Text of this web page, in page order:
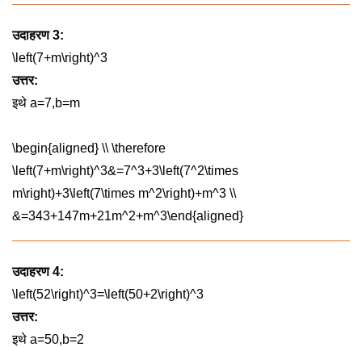
उदाहरण 3:
\left(7+m\right)^3
उत्तर:
इथे a=7,b=m
\begin{aligned} \\ \therefore
\left(7+m\right)^3&=7^3+3\left(7^2\times
m\right)+3\left(7\times m^2\right)+m^3 \\
&=343+147m+21m^2+m^3\end{aligned}
उदाहरण 4:
\left(52\right)^3=\left(50+2\right)^3
उत्तर:
इथे a=50,b=2